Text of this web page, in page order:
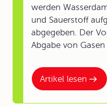
Artikel lesen
werden
und Sauerstoff
abgegeben. Der
Abgabe von